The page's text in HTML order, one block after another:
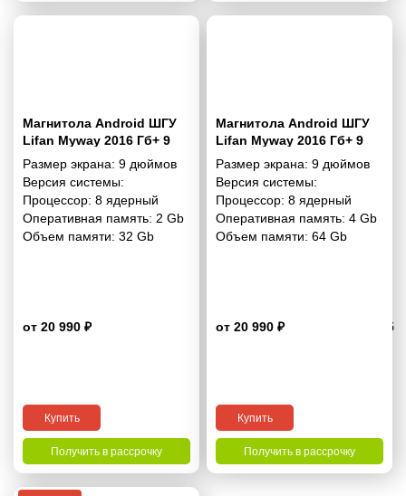
Магнитола Android ШГУ
Lifan Myway 2016 Гб+ 9
дюймов - 10.1 2/32 Гб
Simple
Размер экрана: 9 дюймов
Версия системы:
Процессор: 8 ядерный
Оперативная память: 2 Gb
Объем памяти: 32 Gb
от 20 990 ₽ 4.5
Купить
Получить в рассрочку
Магнитола Android ШГУ
Lifan Myway 2016 Гб+ 9
дюймов - 10.1 4/64 Гб Pro
Размер экрана: 9 дюймов
Версия системы:
Процессор: 8 ядерный
Оперативная память: 4 Gb
Объем памяти: 64 Gb
от 20 990 ₽
Купить
Получить в рассрочку